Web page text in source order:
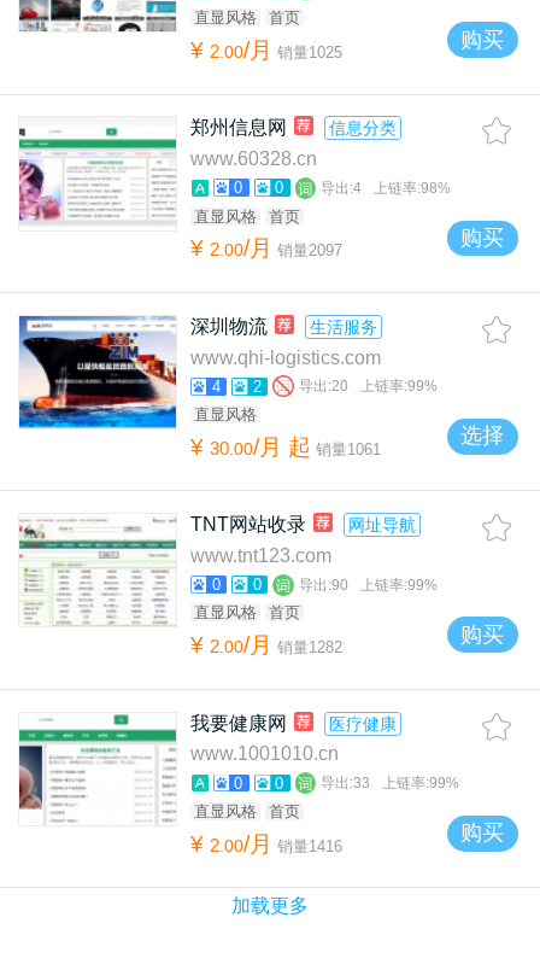
直显风格 首页
¥ 2 .00/月 销量1025
购买
郑州信息网 信息分类
www.60328.cn
0 0 导出:4 上链率:98%
直显风格 首页
¥ 2.00/月 销量2097
购买
深圳物流 生活服务
www.qhi-logistics.com
4 2 导出:20 上链率:99%
直显风格
¥ 30 .00/月 起 销量1061
选择
TNT网站收录 网址导航
www.tnt123.com
0 0 导出:90 上链率:99%
直显风格 首页
¥ 2 .00/月 销量1282
购买
我要健康网 医疗健康
www.1001010.cn
0 0 导出:33 上链率:99%
直显风格 首页
¥ 2 .00/月 销量1416
购买
加载更多